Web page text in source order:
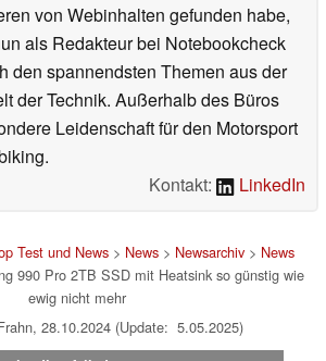
von Webinhalten gefunden habe,
als Redakteur bei Notebookcheck
den spannendsten Themen aus der
der Technik. Außerhalb des Büros
Leidenschaft für den Motorsport
Kontakt:
LinkedIn
Test und News> News> Newsarchiv> News
990 Pro 2TB SSD mit Heatsink so günstig wie
ewig nicht mehr
28.10.2024 (Update: 5.05.2025)